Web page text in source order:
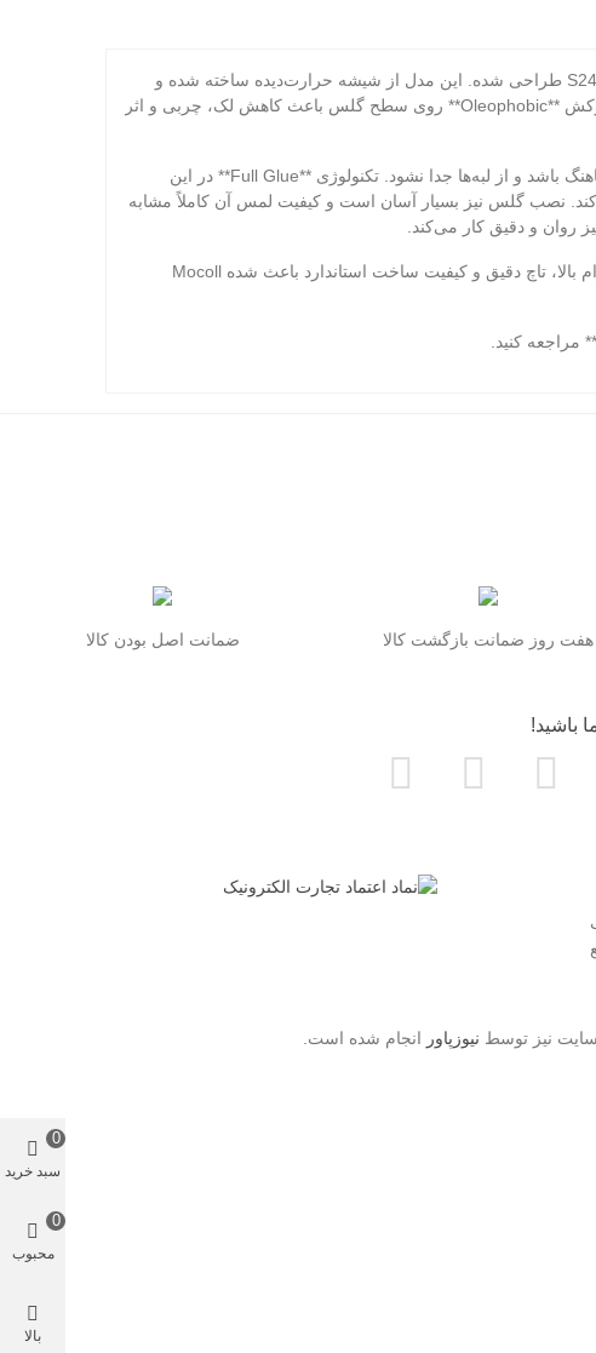
گلس اورجینال **Mocoll** یک محافظ‌صفحه حرفه‌ای و باکیفیت است که مخصوص گوشی سامسونگ S24 Ultra طراحی شده. این مدل از شیشه حرارت‌دیده ساخته شده و
سختی واقعی **9H** دارد تا در برابر ضربه‌، خط‌و‌خش و استفاده روزمره مقاومت بسیار بالایی ارائه دهد. روکش **Oleophobic** روی سطح گلس باعث کاهش لک، چربی و اثر
طراحی مخصوص نمایشگر خمیده S24 Ultra با برش دقیق CNC باعث شده این مدل کاملاً با فرم صفحه هماهنگ باشد و از لبه‌ها جدا نشود. تکنولوژی **Full Glue** در این
نصب گلس نیز بسیار آسان است و کیفیت لمس آن کاملاً مشابه
این گلس از نظر شفافیت تصویر نیز عملکرد خیلی خوبی دارد و رنگ‌ها را با وضوح واقعی نمایش می‌دهد. دوام بالا، تاچ دقیق و کیفیت ساخت استاندارد باعث شده Mocoll
کنید.
هفت روز ضمانت بازگشت کالا ضمانت اصل بودن کالا
باشید!
نیز توسط نیوزپاور انجام شده است.
سبد خرید
0
محبوب
0
بالا